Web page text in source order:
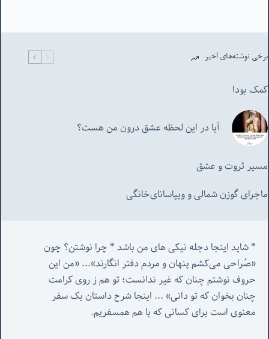
برخی نوشته‌های اخیر
کمک بودا
آیا در این لحظه عشق درون من هست؟
مسیر ثروت و عشق
ماجرای گوزن شمالی و‌ ویپاسانای‌خانگی
«صُراحی می‌کشم پنهان‌ و مردم‌ دفتر انگارند»... «
چنان بخوان که تو دانی» ...
معنوی است برای کسانی که با هم همسفریم.